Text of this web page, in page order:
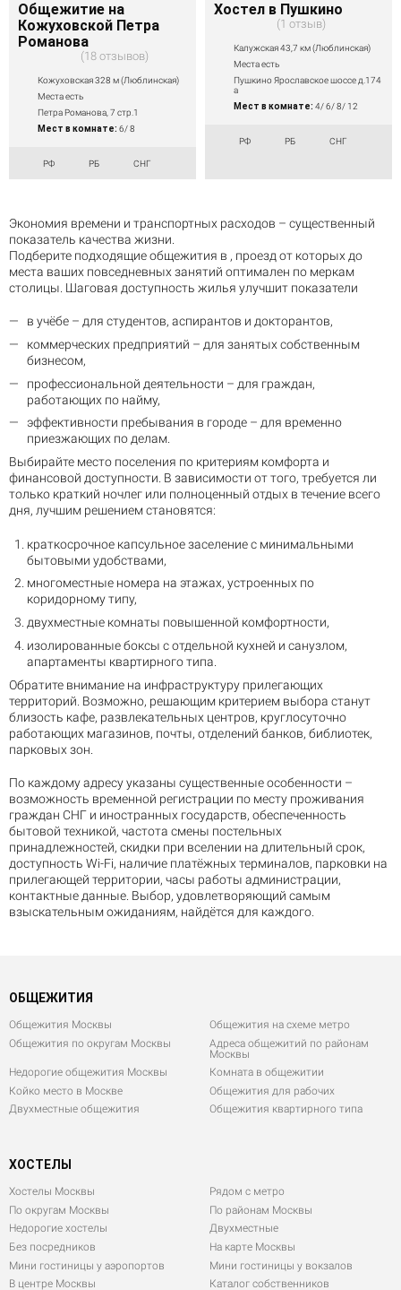
Общежитие на
Кожуховской Петра
Романова
18 отзывов
Кожуховская 328 м (Люблинская)
Места есть
Петра Романова, 7 стр.1
Мест в комнате: 6/ 8
РФ РБ СНГ
Хостел в Пушкино
1 отзыв
Калужская 43,7 км (Люблинская)
Места есть
Пушкино Ярославское шоссе д.174
а
Мест в комнате: 4/ 6/ 8/ 12
РФ РБ СНГ
Экономия времени и транспортных расходов – существенный
показатель качества жизни.
Подберите подходящие общежития в , проезд от которых до
места ваших повседневных занятий оптимален по меркам
столицы. Шаговая доступность жилья улучшит показатели
в учёбе – для студентов, аспирантов и докторантов,
коммерческих предприятий – для занятых собственным
бизнесом,
профессиональной деятельности – для граждан,
работающих по найму,
эффективности пребывания в городе – для временно
приезжающих по делам.
Выбирайте место поселения по критериям комфорта и
финансовой доступности. В зависимости от того, требуется ли
только краткий ночлег или полноценный отдых в течение всего
дня, лучшим решением становятся:
краткосрочное капсульное заселение с минимальными
бытовыми удобствами,
многоместные номера на этажах, устроенных по
коридорному типу,
двухместные комнаты повышенной комфортности,
изолированные боксы с отдельной кухней и санузлом,
апартаменты квартирного типа.
Обратите внимание на инфраструктуру прилегающих
территорий. Возможно, решающим критерием выбора станут
близость кафе, развлекательных центров, круглосуточно
работающих магазинов, почты, отделений банков, библиотек,
парковых зон.
По каждому адресу указаны существенные особенности –
возможность временной регистрации по месту проживания
граждан СНГ и иностранных государств, обеспеченность
бытовой техникой, частота смены постельных
принадлежностей, скидки при вселении на длительный срок,
доступность Wi-Fi, наличие платёжных терминалов, парковки на
прилегающей территории, часы работы администрации,
контактные данные. Выбор, удовлетворяющий самым
взыскательным ожиданиям, найдётся для каждого.
ОБЩЕЖИТИЯ
Общежития Москвы
Общежития на схеме метро
Общежития по округам Москвы
Адреса общежитий по районам
Москвы
Недорогие общежития Москвы
Комната в общежитии
Койко место в Москве
Общежития для рабочих
Двухместные общежития
Общежития квартирного типа
ХОСТЕЛЫ
Хостелы Москвы
По округам Москвы
Недорогие хостелы
Без посредников
Мини гостиницы у аэропортов
В центре Москвы
Рядом с метро
По районам Москвы
Двухместные
На карте Москвы
Мини гостиницы у вокзалов
Каталог собственников